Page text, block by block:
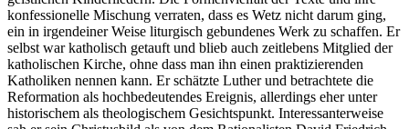
konfessionelle Mischung verraten, dass es Wetz nicht darum ging,
ein in irgendeiner Weise liturgisch gebundenes Werk zu schaffen. Er
selbst war katholisch getauft und blieb auch zeitlebens Mitglied der
katholischen Kirche, ohne dass man ihn einen praktizierenden
Katholiken nennen kann. Er schätzte Luther und betrachtete die
Reformation als hochbedeutendes Ereignis, allerdings eher unter
historischem als theologischem Gesichtspunkt. Interessanterweise